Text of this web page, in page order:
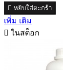
 หยิบใส่ตะกร้า
เพิ่ม เติม
 ในสต็อก